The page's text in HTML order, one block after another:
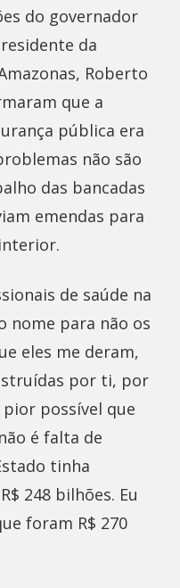
do governador
da
Roberto
que a
pública era
não são
das bancadas
emendas para
de saúde na
nome para não os
eles me deram,
por ti, por
possível que
é falta de
tinha
248 bilhões. Eu
foram R$ 270